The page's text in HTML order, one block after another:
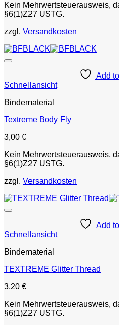
Kein Mehrwertsteuerausweis,
§6(1)Z27 USTG.
zzgl. Versandkosten
Add
Schnellansicht
Bindematerial
Textreme Body Fly
3,00 €
Kein Mehrwertsteuerausweis,
§6(1)Z27 USTG.
zzgl. Versandkosten
Add
Schnellansicht
Bindematerial
TEXTREME Glitter Thread
3,20 €
Kein Mehrwertsteuerausweis,
§6(1)Z27 USTG.